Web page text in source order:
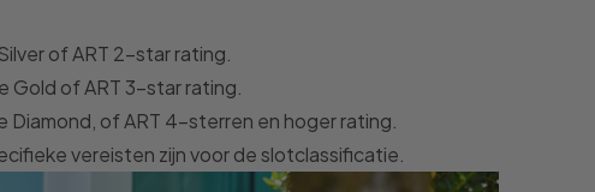
of ART 2-star rating.
Gold of ART 3-star rating.
Diamond, of ART 4-sterren en hoger rating.
vereisten zijn voor de slotclassificatie.